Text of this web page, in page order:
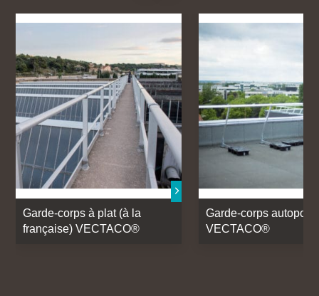
Garde-corps à plat (à la
française) VECTACO®
Garde-corps
VECTACO®